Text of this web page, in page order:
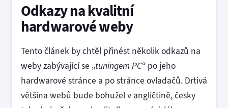
Odkazy na kvalitní
hardwarové weby
Tento článek by chtěl přinést několik odkazů na
weby zabývající se „tuningem PC“ po jeho
hardwarové stránce a po stránce ovladačů. Drtivá
většina webů bude bohužel v angličtině, česky